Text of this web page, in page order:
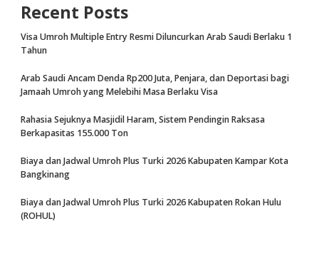
Recent Posts
Visa Umroh Multiple Entry Resmi Diluncurkan Arab Saudi Berlaku 1
Tahun
Arab Saudi Ancam Denda Rp200 Juta, Penjara, dan Deportasi bagi
Jamaah Umroh yang Melebihi Masa Berlaku Visa
Rahasia Sejuknya Masjidil Haram, Sistem Pendingin Raksasa
Berkapasitas 155.000 Ton
Biaya dan Jadwal Umroh Plus Turki 2026 Kabupaten Kampar Kota
Bangkinang
Biaya dan Jadwal Umroh Plus Turki 2026 Kabupaten Rokan Hulu
(ROHUL)